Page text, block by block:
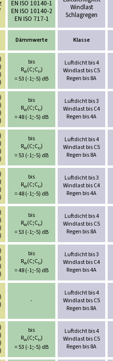
EN ISO 10140-1
EN ISO 10140-2
EN ISO 717-1
Windlast
Schlagregen
Dämmwerte Klasse
bis
RW(C;Ctr)
= 53 (-1;-5) dB
Luftdicht bis 4
Windlast bis C5
Regen bis 8A
bis
RW(C;Ctr)
= 48 (-1;-5) dB
Luftdicht bis 3
Windlast bis C4
Regen bis 4A
bis
RW(C;Ctr)
= 53 (-1;-5) dB
Luftdicht bis 4
Windlast bis C5
Regen bis 8A
bis
RW(C;Ctr)
= 48 (-1;-5) dB
Luftdicht bis 3
Windlast bis C4
Regen bis 4A
bis
RW(C;Ctr)
= 53 (-1;-5) dB
Luftdicht bis 4
Windlast bis C5
Regen bis 8A
bis
RW(C;Ctr)
= 48 (-1;-5) dB
Luftdicht bis 3
Windlast bis C4
Regen bis 4A
-
Luftdicht bis 4
Windlast bis C5
Regen bis 8A
bis
RW(C;Ctr)
= 53 (-1;-5) dB
Luftdicht bis 4
Windlast bis C5
Regen bis 8A